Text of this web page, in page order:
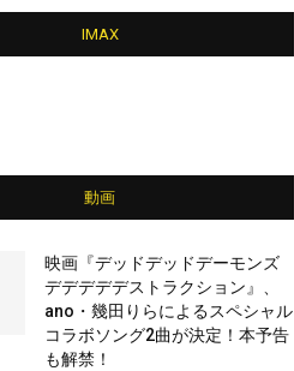
IMAX
動画
映画『デッドデッドデーモンズ
デデデデデストラクション』、
ano・幾田りらによるスペシャル
コラボソング2曲が決定！本予告
も解禁！